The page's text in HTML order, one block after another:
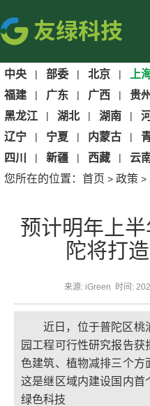
中央 | 部委 | 北京 | 上
福建 | 广东 | 广西 | 贵州
黑龙江 | 湖北 | 湖南 |
辽宁 | 宁夏 | 内蒙古 |
四川 | 新疆 | 西藏 | 云
您所在的位置： 首页 > 政策 >
预计明年上
陀将打
来源: iGreen 时间:
近日，位于普陀区桃
园工程可行性研究报告
色建筑、植物减排三个方
这是继区域内建设国内
绿色科技